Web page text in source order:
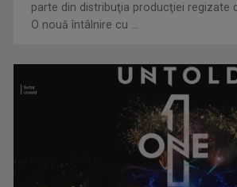
Piesa „Inimă, nu fi de piatră” a Corinei
parte din distribuţia producţiei regizate
O nouă întâlnire cu ...